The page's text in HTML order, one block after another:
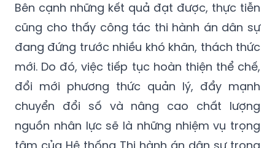
Bên cạnh những kết quả đạt được, thực tiễn
cũng cho thấy công tác thi hành án dân sự
đang đứng trước nhiều khó khăn, thách thức
mới. Do đó, việc tiếp tục hoàn thiện thể chế,
đổi mới phương thức quản lý, đẩy mạnh
chuyển đổi số và nâng cao chất lượng
nguồn nhân lực sẽ là những nhiệm vụ trọng